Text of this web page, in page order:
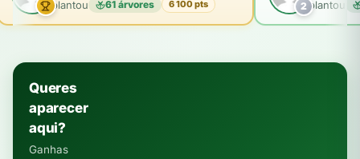
plantou 61 árvores 6 100 pts 2 plantou
Queres
aparecer
aqui?
Ganhas